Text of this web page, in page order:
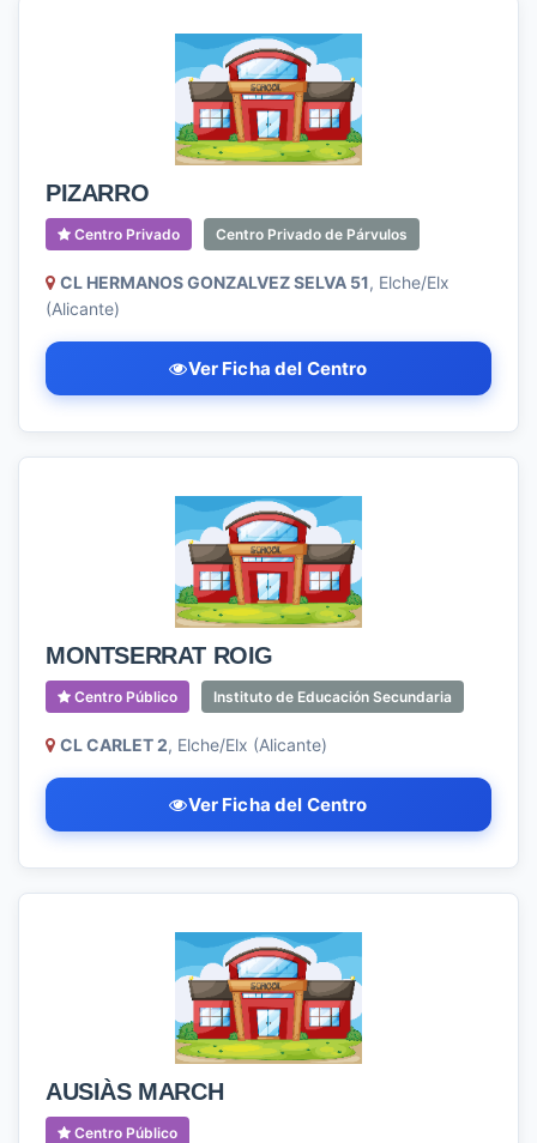
PIZARRO
Centro Privado Centro Privado de Párvulos
CL HERMANOS GONZALVEZ SELVA 51, Elche/Elx
(Alicante)
Ver Ficha del Centro
MONTSERRAT ROIG
Centro Público Instituto de Educación Secundaria
CL CARLET 2, Elche/Elx (Alicante)
Ver Ficha del Centro
AUSIÀS MARCH
Centro Público